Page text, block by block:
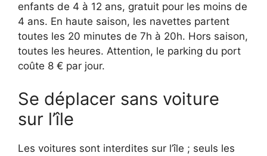
enfants de 4 à 12 ans, gratuit pour les moins de
4 ans. En haute saison, les navettes partent
toutes les 20 minutes de 7h à 20h. Hors saison,
toutes les heures. Attention, le parking du port
coûte 8 € par jour.
Se déplacer sans voiture
sur l’île
Les voitures sont interdites sur l’île ; seuls les